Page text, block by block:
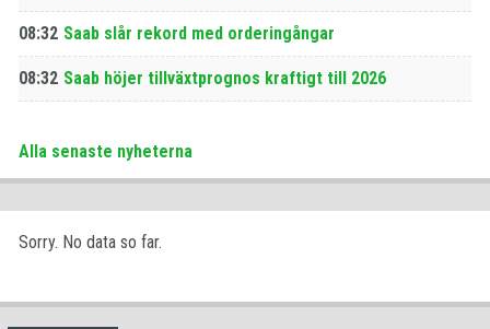
08:32 Saab slår rekord med orderingångar
08:32 Saab höjer tillväxtprognos kraftigt till 2026
Alla senaste nyheterna
Sorry. No data so far.